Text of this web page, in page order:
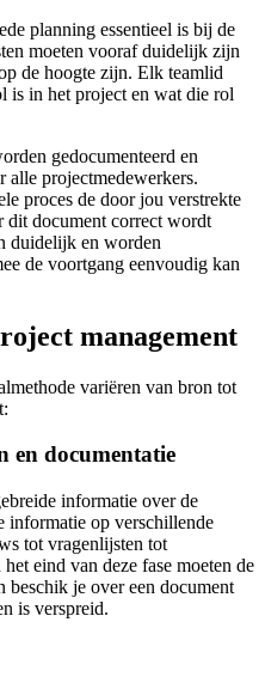
planning essentieel is bij de
moeten vooraf duidelijk zijn
de hoogte zijn. Elk teamlid
is in het project en wat die rol
gedocumenteerd en
alle projectmedewerkers.
proces de door jou verstrekte
dit document correct wordt
duidelijk en worden
de voortgang eenvoudig kan
management
variëren van bron tot
en documentatie
informatie over de
informatie op verschillende
tot vragenlijsten tot
het eind van deze fase moeten de
je over een document
is verspreid.